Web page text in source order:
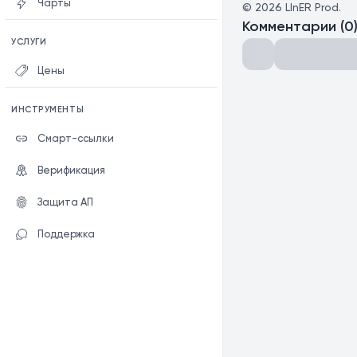
Чарты
УСЛУГИ
Цены
ИНСТРУМЕНТЫ
Смарт-ссылки
Верификация
Защита АП
Поддержка
© 2026 LInER Prod.
Комментарии (0)